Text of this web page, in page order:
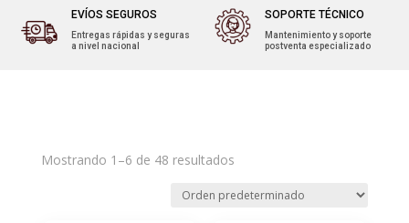
EVÍOS SEGUROS
Entregas rápidas y seguras
a nivel nacional
SOPORTE TÉCNICO
Mantenimiento y soporte
postventa especializado
Mostrando 1–6 de 48 resultados